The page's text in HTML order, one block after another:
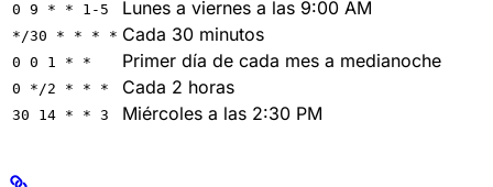
0 9 * * 1-5 Lunes a viernes a las 9:00 AM
*/30 * * * * Cada 30 minutos
0 0 1 * * Primer día de cada mes a medianoche
0 */2 * * * Cada 2 horas
30 14 * * 3 Miércoles a las 2:30 PM